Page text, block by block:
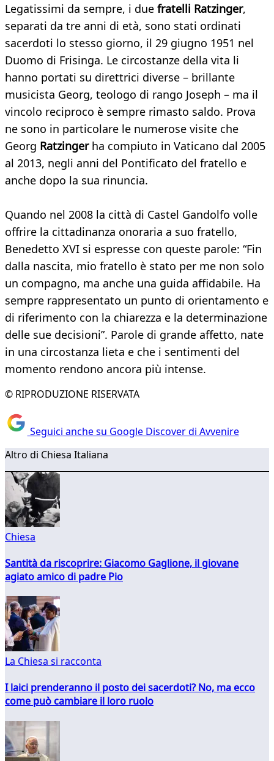
Legatissimi da sempre, i due fratelli Ratzinger,
separati da tre anni di età, sono stati ordinati
sacerdoti lo stesso giorno, il 29 giugno 1951 nel
Duomo di Frisinga. Le circostanze della vita li
hanno portati su direttrici diverse – brillante
musicista Georg, teologo di rango Joseph – ma il
vincolo reciproco è sempre rimasto saldo. Prova
ne sono in particolare le numerose visite che
Georg Ratzingerha compiuto in Vaticano dal 2005
al 2013, negli anni del Pontificato del fratello e
anche dopo la sua rinuncia.
Quando nel 2008 la città di Castel Gandolfo volle
offrire la cittadinanza onoraria a suo fratello,
Benedetto XVI si espresse con queste parole: “Fin
dalla nascita, mio fratello è stato per me non solo
un compagno, ma anche una guida affidabile. Ha
sempre rappresentato un punto di orientamento e
di riferimento con la chiarezza e la determinazione
delle sue decisioni”. Parole di grande affetto, nate
in una circostanza lieta e che i sentimenti del
momento rendono ancora più intense.
© RIPRODUZIONE RISERVATA
Seguici anche su Google Discover di Avvenire
Altro di Chiesa Italiana
Chiesa
Santità da riscoprire: Giacomo Gaglione, il giovane
agiato amico di padre Pio
La Chiesa si racconta
I laici prenderanno il posto dei sacerdoti? No, ma ecco
come può cambiare il loro ruolo